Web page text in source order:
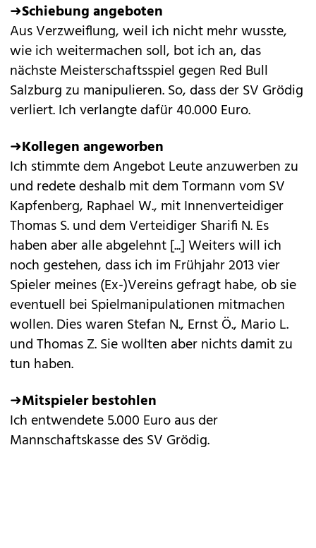
➜Schiebung angeboten
Aus Verzweiflung, weil ich nicht mehr wusste,
wie ich weitermachen soll, bot ich an, das
nächste Meisterschaftsspiel gegen Red Bull
Salzburg zu manipulieren. So, dass der SV Grödig
verliert. Ich verlangte dafür 40.000 Euro.
➜Kollegen angeworben
Ich stimmte dem Angebot Leute anzuwerben zu
und redete deshalb mit dem Tormann vom SV
Kapfenberg, Raphael W., mit Innenverteidiger
Thomas S. und dem Verteidiger Sharifi N. Es
haben aber alle abgelehnt [...] Weiters will ich
noch gestehen, dass ich im Frühjahr 2013 vier
Spieler meines (Ex-)Vereins gefragt habe, ob sie
eventuell bei Spielmanipulationen mitmachen
wollen. Dies waren Stefan N., Ernst Ö., Mario L.
und Thomas Z. Sie wollten aber nichts damit zu
tun haben.
➜Mitspieler bestohlen
Ich entwendete 5.000 Euro aus der
Mannschaftskasse des SV Grödig.